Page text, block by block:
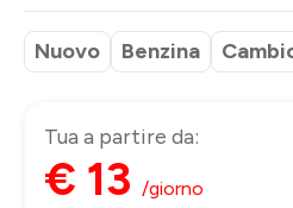
Nuovo Benzina
Tua a partire da:
€ 13 /giorno